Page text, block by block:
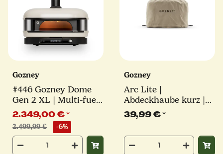
Gozney
#446 Gozney Dome
Gen 2 XL | Multi-fuel
Pizzaofen | creme
2.349,00 €*
2.499,99 € -6%
Gozney
Arc Lite |
Abdeckhaube kurz |
braun
39,99 €*